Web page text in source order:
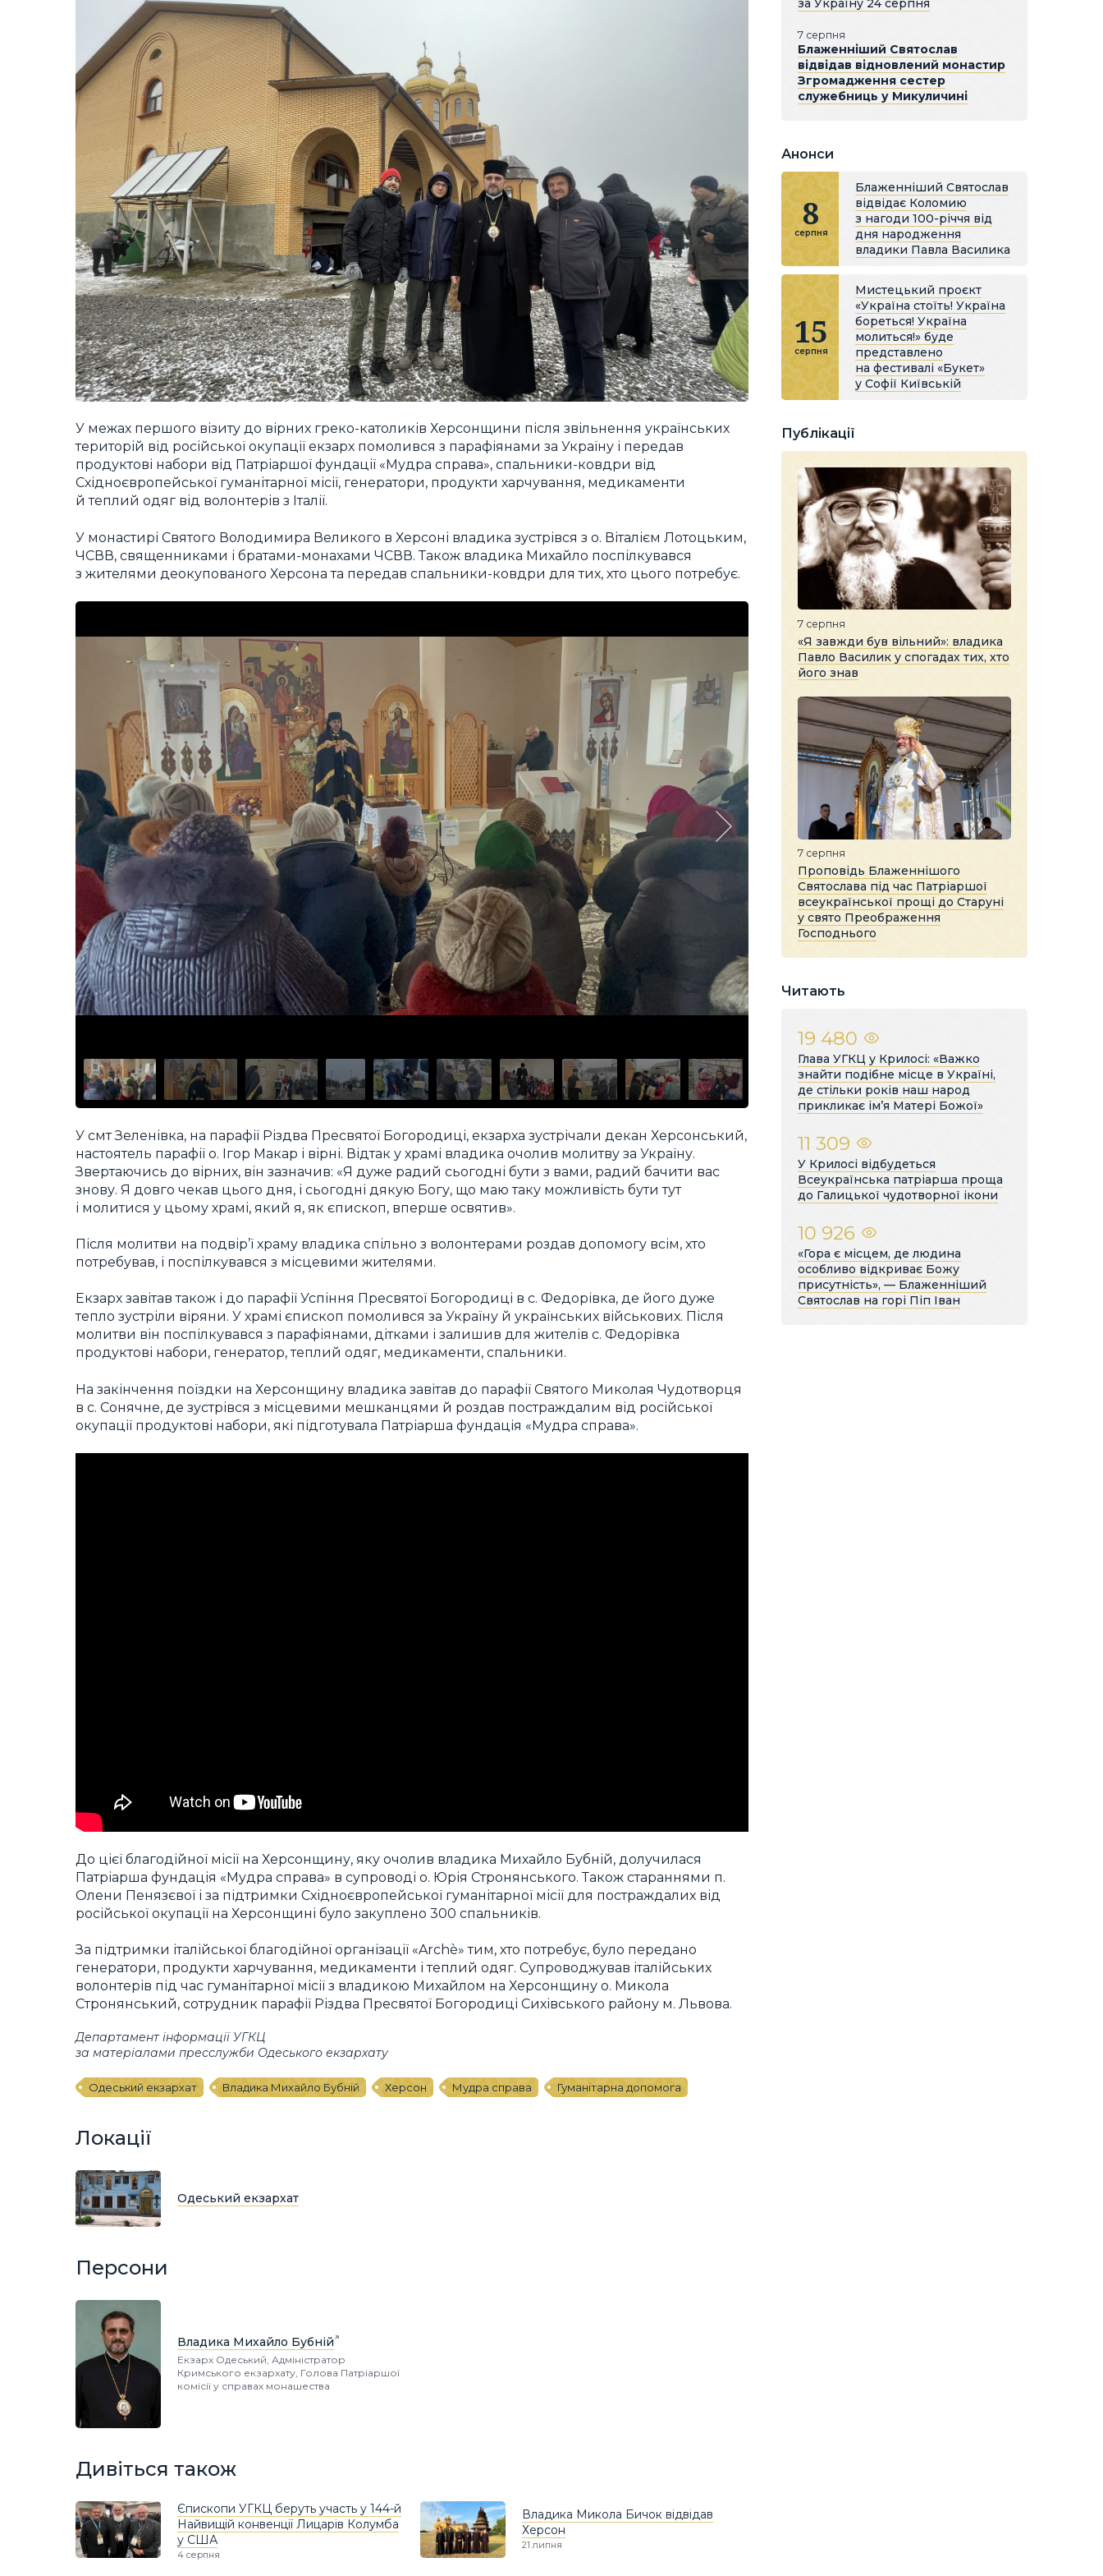
У межах першого візиту до вірних греко-католиків Херсонщини після звільнення українських
територій від російської окупації екзарх помолився з парафіянами за Україну і передав
продуктові набори від Патріаршої фундації «Мудра справа», спальники-ковдри від
Східноєвропейської гуманітарної місії, генератори, продукти харчування, медикаменти
й теплий одяг від волонтерів з Італії.
У монастирі Святого Володимира Великого в Херсоні владика зустрівся з о. Віталієм Лотоцьким,
ЧСВВ, священниками і братами-монахами ЧСВВ. Також владика Михайло поспілкувався
з жителями деокупованого Херсона та передав спальники-ковдри для тих, хто цього потребує.
У смт Зеленівка, на парафії Різдва Пресвятої Богородиці, екзарха зустрічали декан Херсонський,
настоятель парафії о. Ігор Макар і вірні. Відтак у храмі владика очолив молитву за Україну.
Звертаючись до вірних, він зазначив: «Я дуже радий сьогодні бути з вами, радий бачити вас
знову. Я довго чекав цього дня, і сьогодні дякую Богу, що маю таку можливість бути тут
і молитися у цьому храмі, який я, як єпископ, вперше освятив».
Після молитви на подвір’ї храму владика спільно з волонтерами роздав допомогу всім, хто
потребував, і поспілкувався з місцевими жителями.
Екзарх завітав також і до парафії Успіння Пресвятої Богородиці в с. Федорівка, де його дуже
тепло зустріли віряни. У храмі єпископ помолився за Україну й українських військових. Після
молитви він поспілкувався з парафіянами, дітками і залишив для жителів с. Федорівка
продуктові набори, генератор, теплий одяг, медикаменти, спальники.
На закінчення поїздки на Херсонщину владика завітав до парафії Святого Миколая Чудотворця
в с. Сонячне, де зустрівся з місцевими мешканцями й роздав постраждалим від російської
окупації продуктові набори, які підготувала Патріарша фундація «Мудра справа».
До цієї благодійної місії на Херсонщину, яку очолив владика Михайло Бубній, долучилася
Патріарша фундація «Мудра справа» в супроводі о. Юрія Стронянського. Також стараннями п.
Олени Пенязєвої і за підтримки Східноєвропейської гуманітарної місії для постраждалих від
російської окупації на Херсонщині було закуплено 300 спальників.
За підтримки італійської благодійної організації «Archè» тим, хто потребує, було передано
генератори, продукти харчування, медикаменти і теплий одяг. Супроводжував італійських
волонтерів під час гуманітарної місії з владикою Михайлом на Херсонщину о. Микола
Стронянський, сотрудник парафії Різдва Пресвятої Богородиці Сихівського району м. Львова.
Департамент інформації УГКЦ
за матеріалами пресслужби Одеського екзархату
Одеський екзархат Владика Михайло Бубній Херсон Мудра справа Гуманітарна допомога
Локації
Одеський екзархат
Персони
Владика Михайло Бубній
Екзарх Одеський, Адміністратор
Кримського екзархату, Голова Патріаршої
комісії у справах монашества
Дивіться також
Єпископи УГКЦ беруть участь у 144-й
Найвищій конвенції Лицарів Колумба
у США
4 серпня
Владика Микола Бичок відвідав
Херсон
21 липня
за Україну 24 серпня
7 серпня
Блаженніший Святослав
відвідав відновлений монастир
Згромадження сестер
служебниць у Микуличині
Анонси
8
серпня
Блаженніший Святослав
відвідає Коломию
з нагоди 100-річчя від
дня народження
владики Павла Василика
15
серпня
Мистецький проєкт
«Україна стоїть! Україна
бореться! Україна
молиться!» буде
представлено
на фестивалі «Букет»
у Софії Київській
Публікації
7 серпня
«Я завжди був вільний»: владика
Павло Василик у спогадах тих, хто
його знав
7 серпня
Проповідь Блаженнішого
Святослава під час Патріаршої
всеукраїнської прощі до Старуні
у свято Преображення
Господнього
Читають
19 480
Глава УГКЦ у Крилосі: «Важко
знайти подібне місце в Україні,
де стільки років наш народ
прикликає ім’я Матері Божої»
11 309
У Крилосі відбудеться
Всеукраїнська патріарша проща
до Галицької чудотворної ікони
10 926
«Гора є місцем, де людина
особливо відкриває Божу
присутність», — Блаженніший
Святослав на горі Піп Іван